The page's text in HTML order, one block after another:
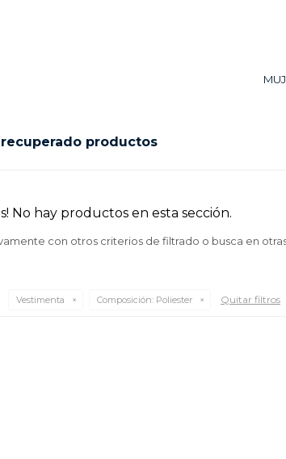
recuperado productos
No hay productos en esta sección.
con otros criterios de filtrado o busca en
Vestimenta Composición: Poliester Quitar filtros